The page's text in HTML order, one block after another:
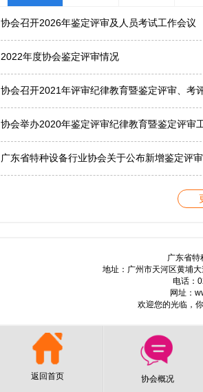
协会召开2026年鉴定评审及人员考试工作会议
2022年度协会鉴定评审情况
协会召开2021年评审纪律教育暨鉴定评审、考
协会举办2020年鉴定评审纪律教育暨鉴定评审
广东省特种设备行业协会关于公布新增鉴定评审
广东省特
地址：广州市天河区黄埔
电话：
网址：
欢迎您的光临，
返回首页 协会概况